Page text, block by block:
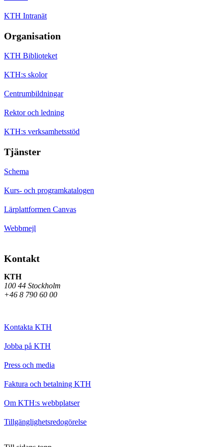
KTH Intranät
Organisation
KTH Biblioteket
KTH:s skolor
Centrumbildningar
Rektor och ledning
KTH:s verksamhetsstöd
Tjänster
Schema
Kurs- och programkatalogen
Lärplattformen Canvas
Webbmejl
Kontakt
KTH
100 44 Stockholm
+46 8 790 60 00
Kontakta KTH
Jobba på KTH
Press och media
Faktura och betalning KTH
Om KTH:s webbplatser
Tillgänglighetsredogörelse